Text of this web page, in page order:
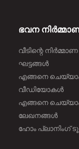
ഭവന
വീടിന്റെ നിർമ്മാണ
ഘട്ടങ്ങൾ
എങ്ങനെ
വീഡിയോകൾ
എങ്ങനെ
ലേഖനങ്ങൾ
ഹോം പ്ലാനിംഗ്